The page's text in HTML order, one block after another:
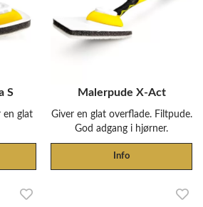
S
en glat
Malerpude X-Act
Giver en glat overflade. Filtpude.
God adgang i hjørner.
Info